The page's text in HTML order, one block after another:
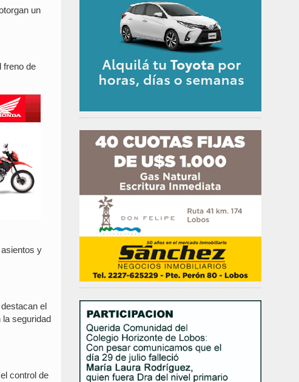
un
freno de
y
el
seguridad
control de